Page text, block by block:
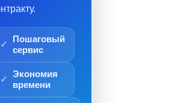
Пошаговый
сервис
Экономия
времени